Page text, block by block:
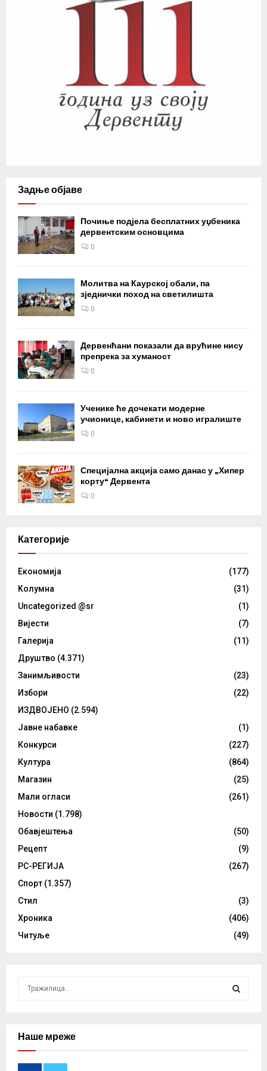
Задње објаве
Почиње подјела бесплатних уџбеника
дервентским основцима
0
Молитва на Каурској обали, па
зједнички поход на светилишта
0
Дервенћани показали да врућине нису
препрека за хуманост
0
Ученике ће дочекати модерне
учионице, кабинети и ново игралиште
0
Специјална акција само данас у „Хипер
корту“ Дервента
0
Категорије
Eкономија
(177)
Kолумнa
(31)
Uncategorized @sr
(1)
Вијести
(7)
Галерија
(11)
Друштво (4.371)
Занимљивости
(23)
Избори
(22)
ИЗДВОЈЕНО (2.594)
Јавне набавке
(1)
Конкурси
(227)
Култура
(864)
Магазин
(25)
Мали огласи
(261)
Новости (1.798)
Обавјештења
(50)
Рецепт
(9)
РС-РЕГИЈА
(267)
Спорт (1.357)
Стил
(3)
Хроника
(406)
Читуље
(49)
cНаше мреже